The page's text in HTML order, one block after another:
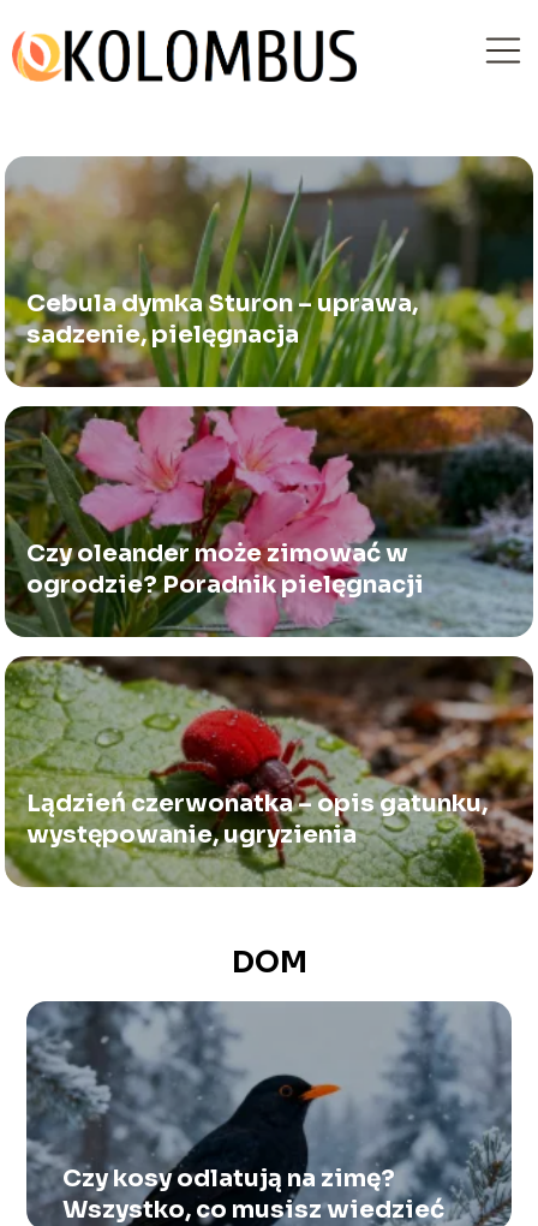
Cebula dymka Sturon – uprawa,
sadzenie, pielęgnacja
Czy oleander może zimować w
ogrodzie? Poradnik pielęgnacji
Lądzień czerwonatka – opis gatunku,
występowanie, ugryzienia
DOM
Czy kosy odlatują na zimę?
Wszystko, co musisz wiedzieć